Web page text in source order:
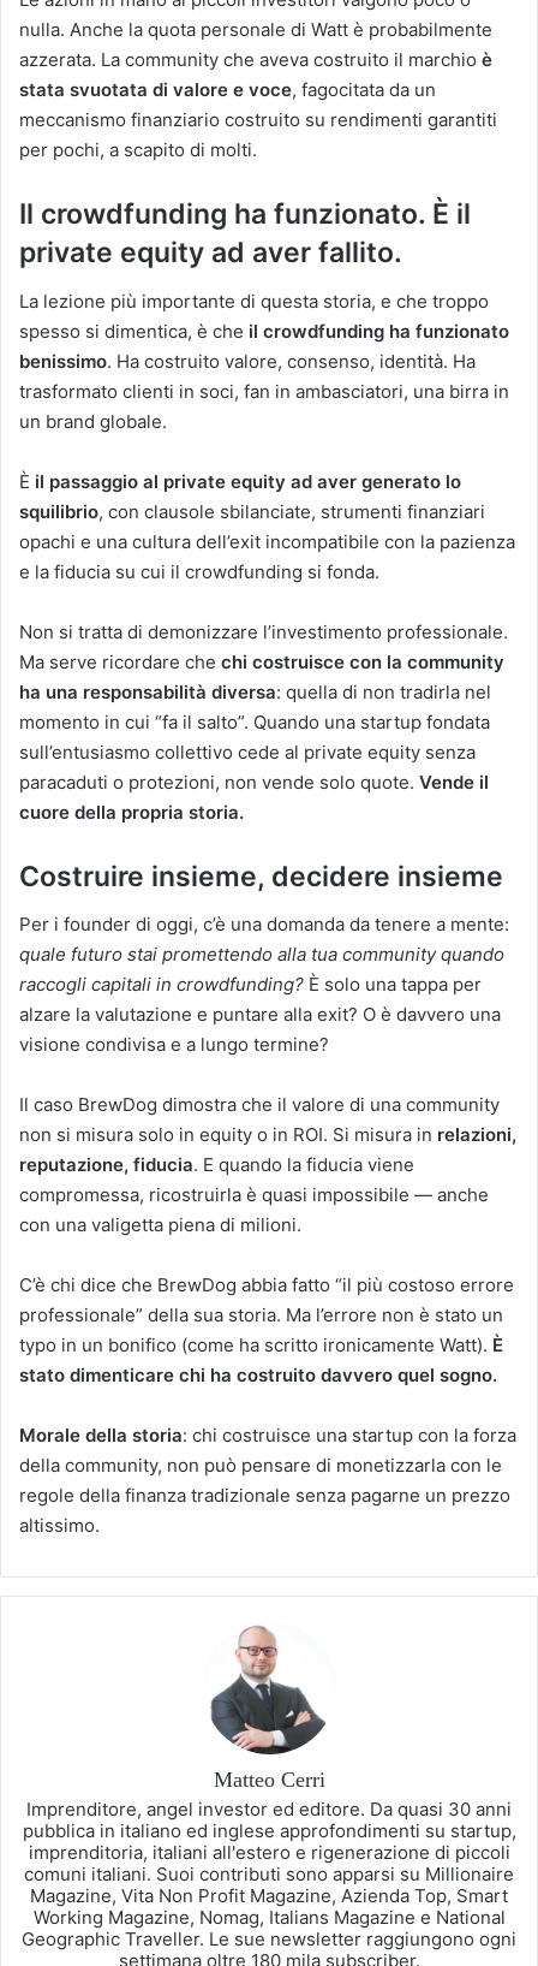
nulla. Anche la quota personale di Watt è probabilmente
azzerata. La community che aveva costruito il marchio è
stata svuotata di valore e voce, fagocitata da un
meccanismo finanziario costruito su rendimenti garantiti
per pochi, a scapito di molti.
Il crowdfunding ha funzionato. È il
private equity ad aver fallito.
La lezione più importante di questa storia, e che troppo
spesso si dimentica, è che il crowdfunding ha funzionato
benissimo. Ha costruito valore, consenso, identità. Ha
trasformato clienti in soci, fan in ambasciatori, una birra in
un brand globale.
È il passaggio al private equity ad aver generato lo
squilibrio, con clausole sbilanciate, strumenti finanziari
opachi e una cultura dell’exit incompatibile con la pazienza
e la fiducia su cui il crowdfunding si fonda.
Non si tratta di demonizzare l’investimento professionale.
Ma serve ricordare che chi costruisce con la community
ha una responsabilità diversa: quella di non tradirla nel
momento in cui “fa il salto”. Quando una startup fondata
sull’entusiasmo collettivo cede al private equity senza
paracaduti o protezioni, non vende solo quote. Vende il
cuore della propria storia.
Costruire insieme, decidere insieme
Per i founder di oggi, c’è una domanda da tenere a mente:
quale futuro stai promettendo alla tua community quando
raccogli capitali in crowdfunding? È solo una tappa per
alzare la valutazione e puntare alla exit? O è davvero una
visione condivisa e a lungo termine?
Il caso BrewDog dimostra che il valore di una community
non si misura solo in equity o in ROI. Si misura in relazioni,
reputazione, fiducia. E quando la fiducia viene
compromessa, ricostruirla è quasi impossibile — anche
con una valigetta piena di milioni.
C’è chi dice che BrewDog abbia fatto “il più costoso errore
professionale” della sua storia. Ma l’errore non è stato un
typo in un bonifico (come ha scritto ironicamente Watt). È
stato dimenticare chi ha costruito davvero quel sogno.
Morale della storia: chi costruisce una startup con la forza
della community, non può pensare di monetizzarla con le
regole della finanza tradizionale senza pagarne un prezzo
altissimo.
Matteo Cerri
Imprenditore, angel investor ed editore. Da quasi 30 anni
pubblica in italiano ed inglese approfondimenti su startup,
imprenditoria, italiani all'estero e rigenerazione di piccoli
comuni italiani. Suoi contributi sono apparsi su Millionaire
Magazine, Vita Non Profit Magazine, Azienda Top, Smart
Working Magazine, Nomag, Italians Magazine e National
Geographic Traveller. Le sue newsletter raggiungono ogni
settimana oltre 180 mila subscriber.